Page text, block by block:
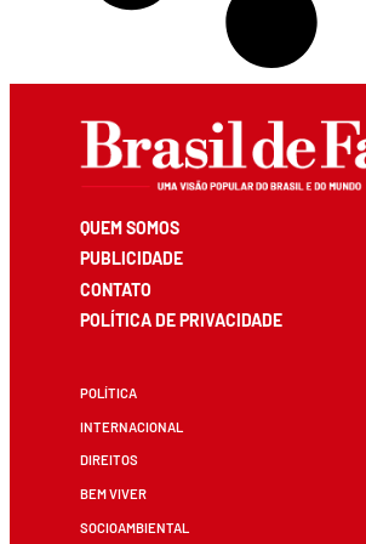
QUEM SOMOS
PUBLICIDADE
CONTATO
POLÍTICA DE PRIVACIDADE
POLÍTICA
INTERNACIONAL
DIREITOS
BEM VIVER
SOCIOAMBIENTAL